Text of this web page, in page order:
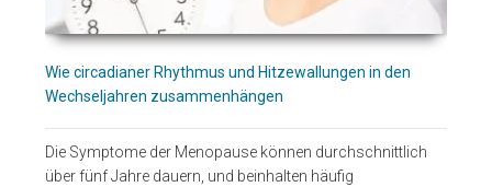
Wie circadianer Rhythmus und Hitzewallungen in den
Wechseljahren zusammenhängen
Die Symptome der Menopause können durchschnittlich
über fünf Jahre dauern, und beinhalten häufig